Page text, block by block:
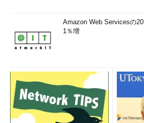
Amazon Web Servicesの
1％増